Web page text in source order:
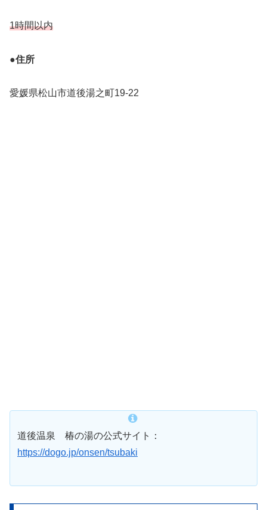
1時間以内
●住所
愛媛県松山市道後湯之町19-22
道後温泉 椿の湯の公式サイト：
https://dogo.jp/onsen/tsubaki